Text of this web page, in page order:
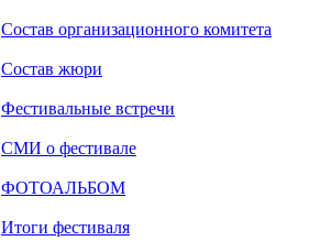
Состав организационного комитета
Состав жюри
Фестивальные встречи
СМИ о фестивале
ФОТОАЛЬБОМ
Итоги фестиваля